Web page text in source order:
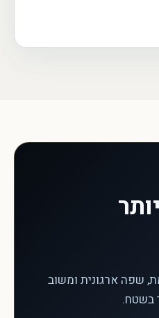
שפה ארגונית ומשוב
בשטח.